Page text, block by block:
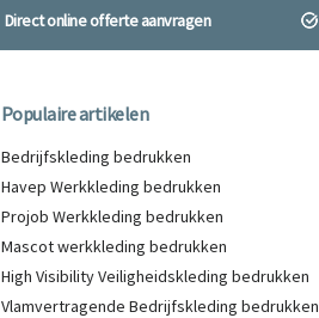
Direct online offerte aanvragen
Populaire artikelen
Bedrijfskleding bedrukken
Havep Werkkleding bedrukken
Projob Werkkleding bedrukken
Mascot werkkleding bedrukken
High Visibility Veiligheidskleding bedrukken
Vlamvertragende Bedrijfskleding bedrukken